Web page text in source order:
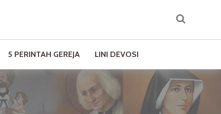
5 PERINTAH GEREJA LINI DEVOSI